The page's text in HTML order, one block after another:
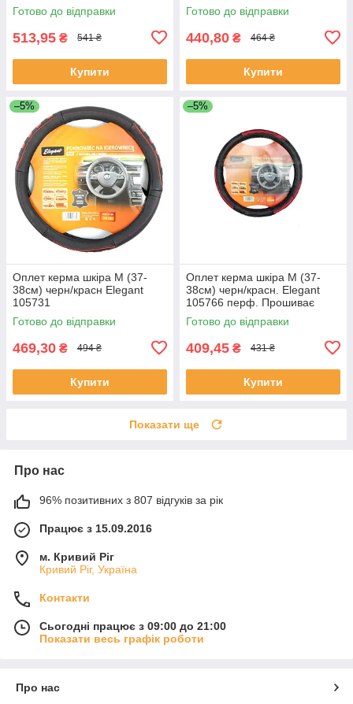
Готово до відправки
513,95 ₴ 541 ₴
Купити
Готово до відправки
440,80 ₴ 464 ₴
Купити
–5%
Оплет керма шкіра М (37-
38см) черн/красн Elegant
105731
Готово до відправки
469,30 ₴ 494 ₴
Купити
–5%
Оплет керма шкіра М (37-
38см) черн/красн. Elegant
105766 перф. Прошиває
фарбою (30шт/священ)
Готово до відправки
409,45 ₴ 431 ₴
Купити
Показати ще
Про нас
96% позитивних з 807 відгуків за рік
Працює з 15.09.2016
м. Кривий Ріг
Кривий Ріг, Україна
Контакти
Сьогодні працює з 09:00 до 21:00
Показати весь графік роботи
Про нас